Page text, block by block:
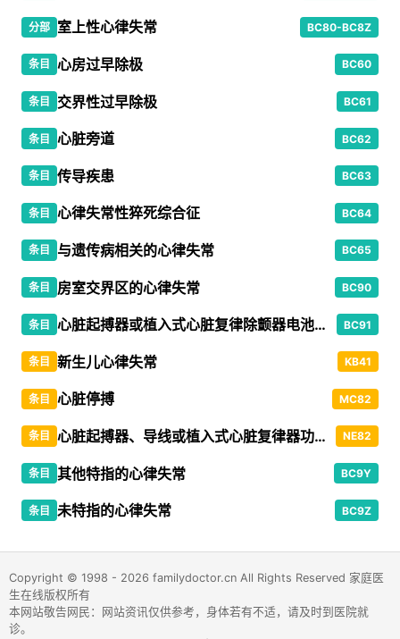
分部 室上性心律失常 BC80-BC8Z
条目 心房过早除极 BC60
条目 交界性过早除极 BC61
条目 心脏旁道 BC62
条目 传导疾患 BC63
条目 心律失常性猝死综合征 BC64
条目 与遗传病相关的心律失常 BC65
条目 房室交界区的心律失常 BC90
条目 心脏起搏器或植入式心脏复律除颤器电池耗竭 BC91
条目 新生儿心律失常 KB41
条目 心脏停搏 MC82
条目 心脏起搏器、导线或植入式心脏复律器功能障碍或并发症，不可归类在他处者 NE82
条目 其他特指的心律失常 BC9Y
条目 未特指的心律失常 BC9Z
Copyright © 1998 - 2026 familydoctor.cn All Rights Reserved 家庭医
生在线版权所有
本网站敬告网民：网站资讯仅供参考，身体若有不适，请及时到医院就
诊。